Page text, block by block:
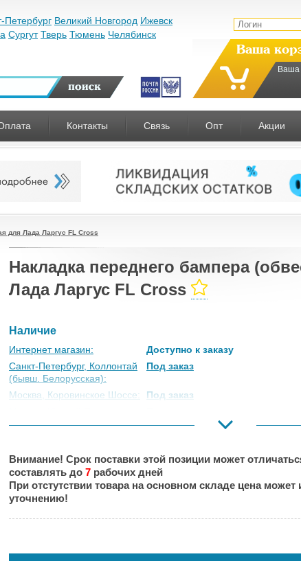
Петербург Великий Новгород Ижевск
Сургут Тверь Тюмень Челябинск
Ваша
Ваша
Контакты Связь Опт Акции
для Лада Ларгус FL Cross
Накладка переднего бампера
Лада Ларгус FL Cross
Наличие
Интернет магазин:
Доступно к заказу
Санкт-Петербург, Коллонтай
(бывш. Белорусская):
Под заказ
Москва, Коровинское Шоссе:
Под заказ
Великий Новгород:
Под заказ
Нальчик:
Под заказ
Самара:
Под заказ
Тверь:
Внимание! Срок поставки этой позиции может
составлять до 7 рабочих дней
При отстутствии товара на основном складе цена
уточнению!